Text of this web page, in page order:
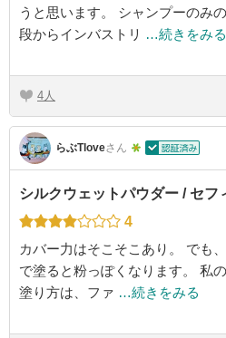
うと思います。 シャンプーのみ
段からインバストリ …続きをみる
4
らぶTloveさん
シルクウェットパウダー / セフ
4
カバー力はそこそこあり。 でも
で塗ると粉っぽくなります。 私
塗り方は、ファ …続きをみる